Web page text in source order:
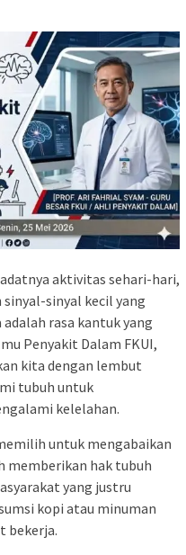
aktivitas sehari-hari,
sinyal kecil yang
rasa kantuk yang
Penyakit Dalam FKUI,
kita dengan lembut
tubuh untuk
kelelahan.
untuk mengabaikan
memberikan hak tubuh
yang justru
kopi atau minuman
bekerja.